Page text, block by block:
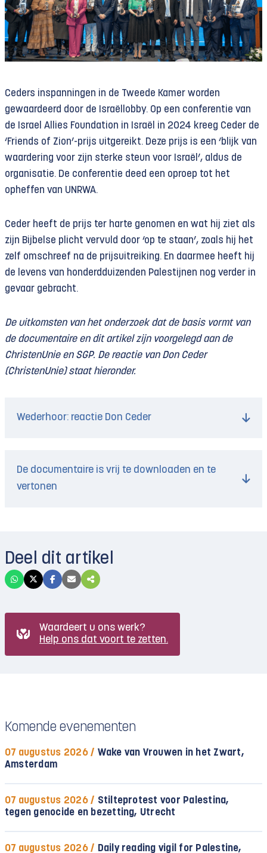
Ceders inspanningen in de Tweede Kamer worden
gewaardeerd door de Israëllobby. Op een conferentie van
de Israel Allies Foundation in Israël in 2024 kreeg Ceder de
‘Friends of Zion’-prijs uitgereikt. Deze prijs is een ‘blijk van
waardering voor zijn sterke steun voor Israël’, aldus de
organisatie. De conferentie deed een oproep tot het
opheffen van UNRWA.
Ceder heeft de prijs ter harte genomen en wat hij ziet als
zijn Bijbelse plicht vervuld door ‘op te staan’, zoals hij het
zelf omschreef na de prijsuitreiking. En daarmee heeft hij
de levens van honderdduizenden Palestijnen nog verder in
gevaar gebracht.
De uitkomsten van het onderzoek dat de basis vormt van
de documentaire en dit artikel zijn voorgelegd aan de
ChristenUnie en SGP. De reactie van Don Ceder
(ChristenUnie) staat hieronder.
Wederhoor: reactie Don Ceder
De documentaire is vrij te downloaden en te
vertonen
Deel dit artikel
Waardeert u ons werk?
Help ons dat voort te zetten.
Komende evenementen
07 augustus 2026 / Wake van Vrouwen in het Zwart,
Amsterdam
07 augustus 2026 / Stilteprotest voor Palestina,
tegen genocide en bezetting, Utrecht
07 augustus 2026 / Daily reading vigil for Palestine,